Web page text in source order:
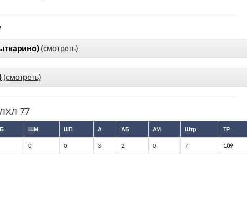
(смотреть)
(смотреть)
ЛХЛ-77
ШМ ШП А АБ АМ Штр ТР
0 0 3 2 0 7 1.09